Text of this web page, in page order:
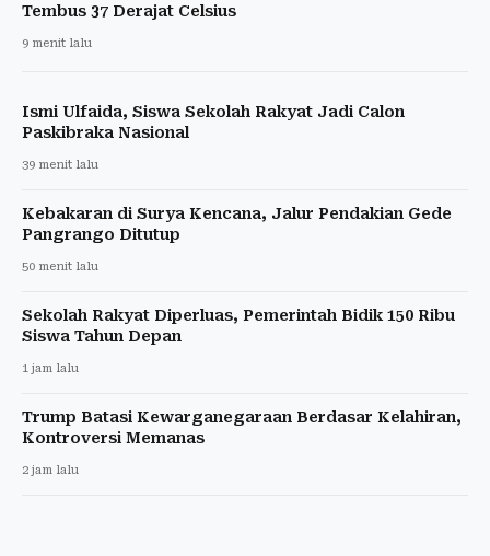
Tembus 37 Derajat Celsius
9 menit lalu
Ismi Ulfaida, Siswa Sekolah Rakyat Jadi Calon
Paskibraka Nasional
39 menit lalu
Kebakaran di Surya Kencana, Jalur Pendakian Gede
Pangrango Ditutup
50 menit lalu
Sekolah Rakyat Diperluas, Pemerintah Bidik 150 Ribu
Siswa Tahun Depan
1 jam lalu
Trump Batasi Kewarganegaraan Berdasar Kelahiran,
Kontroversi Memanas
2 jam lalu